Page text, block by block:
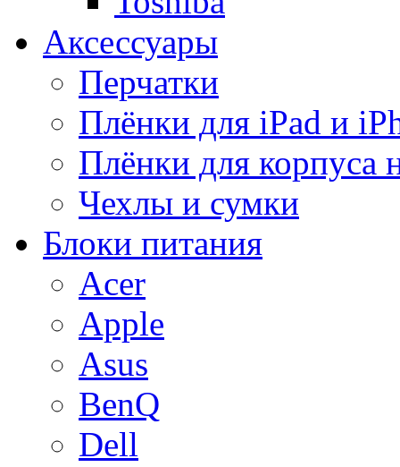
Аксессуары
Перчатки
Плёнки для iPad и
Плёнки для корпуса
Чехлы и сумки
Блоки питания
Acer
Apple
Asus
BenQ
Dell